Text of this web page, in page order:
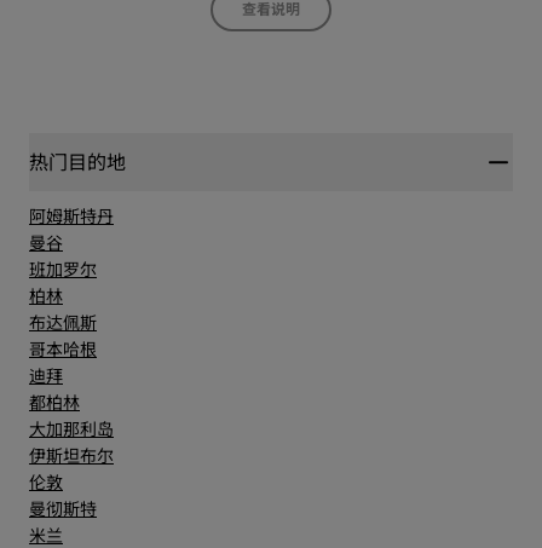
查看说明
热门目的地
阿姆斯特丹
曼谷
班加罗尔
柏林
布达佩斯
哥本哈根
迪拜
都柏林
大加那利岛
伊斯坦布尔
伦敦
曼彻斯特
米兰